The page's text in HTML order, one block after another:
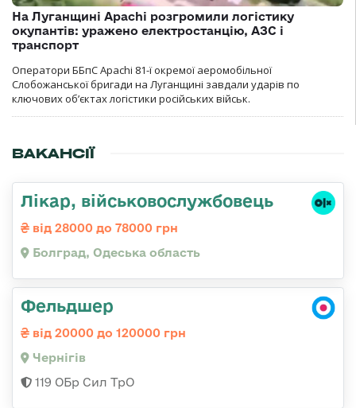
На Луганщині Apachi розгромили логістику
окупантів: уражено електростанцію, АЗС і
транспорт
Оператори ББпС Apachi 81-ї окремої аеромобільної
Слобожанської бригади на Луганщині завдали ударів по
ключових об’єктах логістики російських військ.
ВАКАНСІЇ
Лікар, військовослужбовець
від 28000 до 78000 грн
Болград, Одеська область
Фельдшер
від 20000 до 120000 грн
Чернігів
119 ОБр Сил ТрО